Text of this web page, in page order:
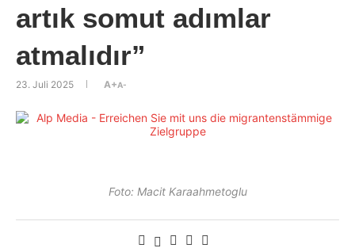
artık somut adımlar
atmalıdır”
23. Juli 2025 A+A-
Foto: Macit Karaahmetoglu